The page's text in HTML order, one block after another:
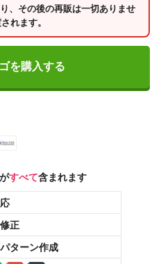
、その後の再販は一切ありませ
れます。
を購入する
すべて含まれます
正
ターン作成